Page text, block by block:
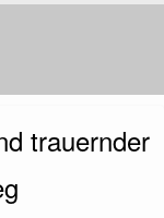
trauernder